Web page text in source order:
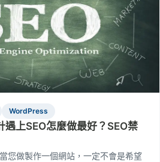
WordPress
遇上SEO怎麼做最好？SEO禁
您做製作一個網站，一定不會是希望